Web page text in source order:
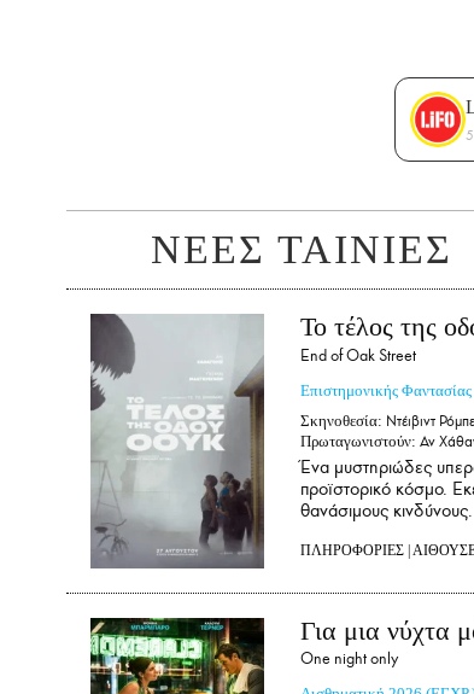
ΝΕΕΣ ΤΑΙΝΙΕΣ
Το τέλος της
End of Oak Street
Επιστημονικής Φαντασίας
Σκηνοθεσία: Ντέιβιντ
Πρωταγωνιστούν: Αν
Ένα μυστηριώδες
προϊστορικό κόσμο.
θανάσιμους κινδύνους.
ΠΛΗΡΟΦΟΡΙΕΣ
Για μια νύχτα
One night only